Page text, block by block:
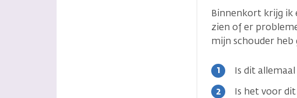
Binnenkort krijg ik
zien of er
mijn schouder heb
Is dit
Is het voor